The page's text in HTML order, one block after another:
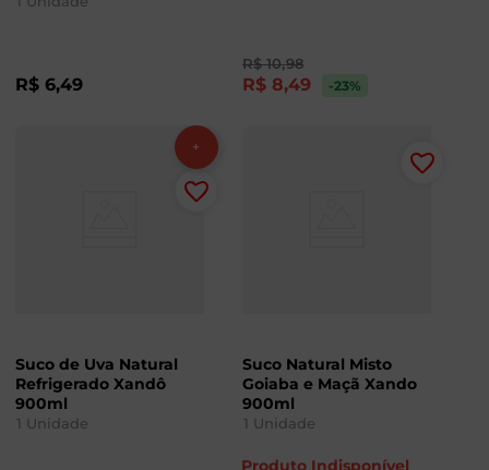
R$ 6,49
R$ 10,98
R$ 8,49 -23%
Suco de Uva Natural
Refrigerado Xandô
900ml
1 Unidade
Produto Indisponível
Suco Natural Misto
Goiaba e Maçã Xando
900ml
1 Unidade